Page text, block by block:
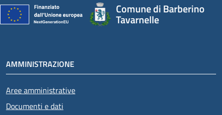
Comune di Barberino
Tavarnelle
AMMINISTRAZIONE
Aree amministrative
Documenti e dati